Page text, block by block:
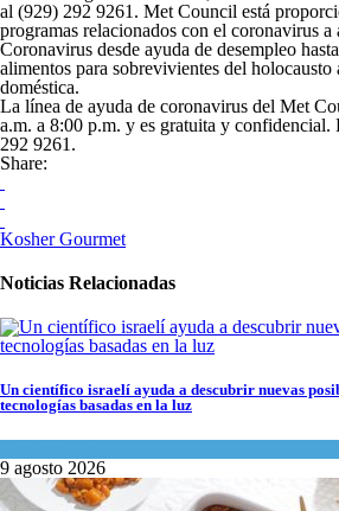
al (929) 292 9261. Met Council está
programas relacionados con el coronavirus a
Coronavirus desde ayuda de desempleo
alimentos para sobrevivientes del holocausto
doméstica.
La línea de ayuda de coronavirus del Met
a.m. a 8:00 p.m. y es gratuita y
292 9261.
Share:
Kosher Gourmet
Noticias Relacionadas
Un científico israelí ayuda a descubrir nuevas
tecnologías basadas en la luz
9 agosto 2026